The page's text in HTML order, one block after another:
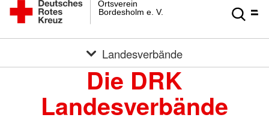
Bordesholm e. V.
Ortsverein
Landesverbände
Die DRK
Landesverbände